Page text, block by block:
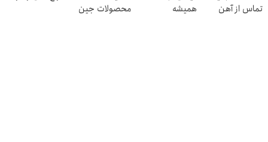
تماس از آهن
همیشه
محصولات جین